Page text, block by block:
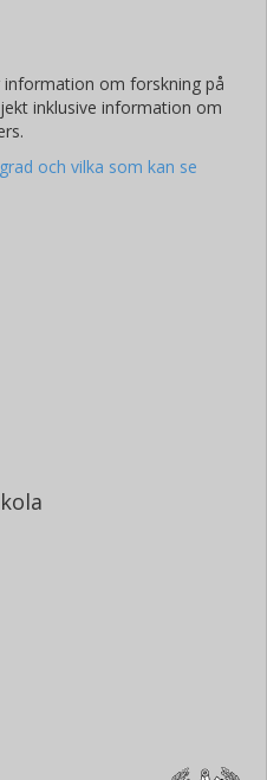
information om forskning på
inklusive information om
och vilka som kan se